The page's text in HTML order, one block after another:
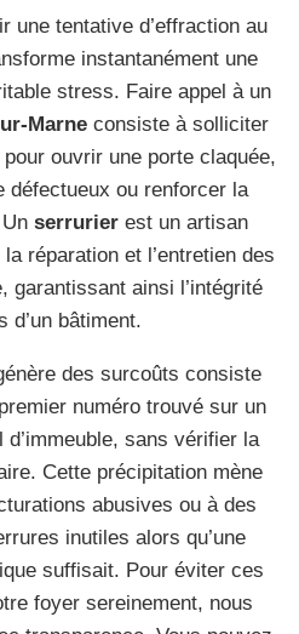
une tentative d’effraction au
instantanément une
stress. Faire appel à un
Marne consiste à solliciter
ouvrir une porte claquée,
défectueux ou renforcer la
serrurier est un artisan
réparation et l’entretien des
garantissant ainsi l’intégrité
d’un bâtiment.
des surcoûts consiste
numéro trouvé sur un
sans vérifier la
Cette précipitation mène
abusives ou à des
inutiles alors qu’une
suffisait. Pour éviter ces
foyer sereinement, nous